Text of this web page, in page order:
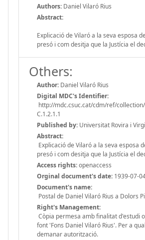
Authors: Daniel Vilaró Rius
Abstract:
Explicació de Vilaró a la seva esposa
presó i com desitja que la Justícia el
Others:
Author: Daniel Vilaró Rius
Digital MDC's Identifier:
http://mdc.csuc.cat/cdm/ref/
C.1.2.1.1
Published by: Universitat Rovira i
Abstract:
Explicació de Vilaró a la seva esposa
presó i com desitja que la Justícia el
Access rights:openaccess
Orginal document's date: 1939-07-
Document's name:
Postal de Daniel Vilaró Rius a Dolors
Right's Management:
Còpia permesa amb finalitat d'estudi
font 'Fons Daniel Vilaró Rius'. Per a
demanar autorització.